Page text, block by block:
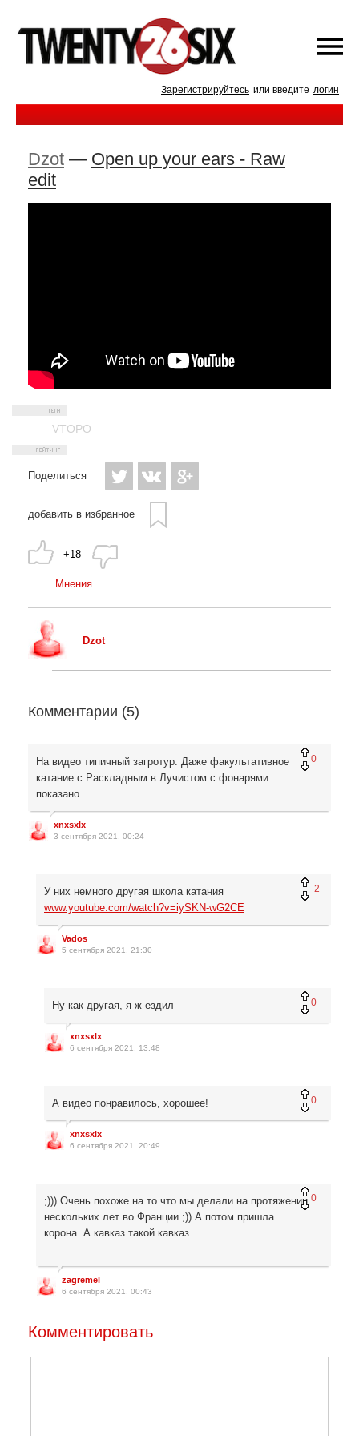
Зарегистрируйтесь или введите логин
Dzot — Open up your ears - Raw
edit
VTOPO
Поделиться
добавить в избранное
+18
Мнения
Dzot
Комментарии (5)
0
На видео типичный загротур. Даже факультативное
катание с Раскладным в Лучистом с фонарями
показано
xnxsxlx
3 сентября 2021, 00:24
-2
У них немного другая школа катания
www.youtube.com/watch?v=iySKN-wG2CE
Vados
5 сентября 2021, 21:30
0
Ну как другая, я ж ездил
xnxsxlx
6 сентября 2021, 13:48
0
А видео понравилось, хорошее!
xnxsxlx
6 сентября 2021, 20:49
0
;))) Очень похоже на то что мы делали на протяжении
нескольких лет во Франции ;)) А потом пришла
корона. А кавказ такой кавказ...
zagremel
6 сентября 2021, 00:43
Комментировать